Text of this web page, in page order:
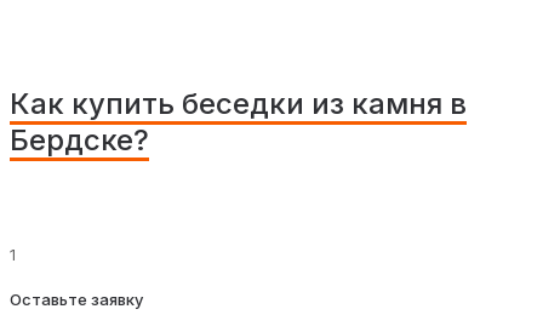
Как купить беседки из камня в
Бердске?
1
Оставьте заявку